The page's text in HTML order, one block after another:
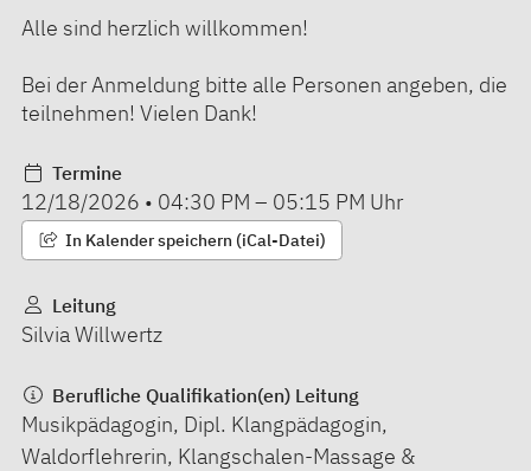
Alle sind herzlich willkommen!
Bei der Anmeldung bitte alle Personen angeben, die
teilnehmen! Vielen Dank!
Termine
12/18/2026 • 04:30 PM – 05:15 PM Uhr
In Kalender speichern (iCal-Datei)
Leitung
Silvia Willwertz
Berufliche Qualifikation(en) Leitung
Musikpädagogin, Dipl. Klangpädagogin,
Waldorflehrerin, Klangschalen-Massage &